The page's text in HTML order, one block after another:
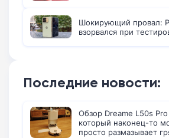
Шокирующий провал:
взорвался при
Последние новости:
Обзор Dreame L50s
который наконец-то
просто размазывает